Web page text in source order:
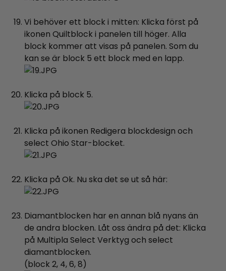
Vi behöver ett block i mitten: Klicka först på
ikonen Quiltblock i panelen till höger. Alla
block kommer att visas på panelen. Som du
kan se är block 5 ett block med en lapp.
Klicka på block 5.
Klicka på ikonen Redigera blockdesign och
select Ohio Star-blocket.
Klicka på Ok. Nu ska det se ut så här:
Diamantblocken har en annan blå nyans än
de andra blocken. Låt oss ändra på det: Klicka
på Multipla Select Verktyg och select
diamantblocken.
(block 2, 4, 6, 8)